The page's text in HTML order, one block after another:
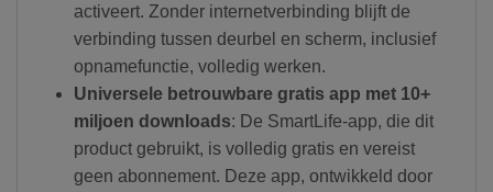
activeert. Zonder internetverbinding blijft de
verbinding tussen deurbel en scherm, inclusief
opnamefunctie, volledig werken.
Universele betrouwbare gratis app met 10+
miljoen downloads: De SmartLife-app, die dit
product gebruikt, is volledig gratis en vereist
geen abonnement. Deze app, ontwikkeld door